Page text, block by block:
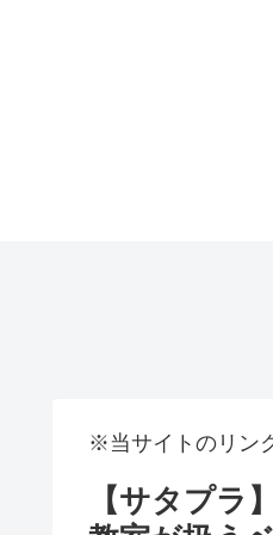
※当サイトのリン
【サタプラ